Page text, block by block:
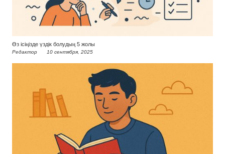
Өз ісіңізде үздік болудың 5 жолы
Редактор 10 сентября, 2025